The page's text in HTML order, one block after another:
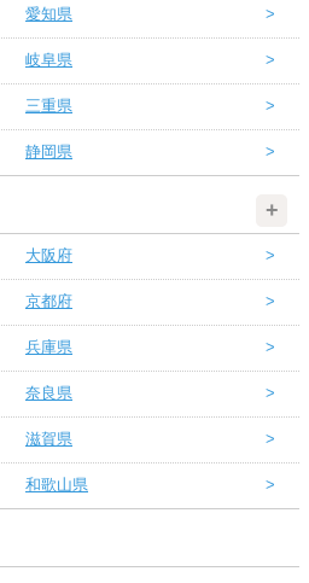
愛知県
岐阜県
三重県
静岡県
大阪府
京都府
兵庫県
奈良県
滋賀県
和歌山県